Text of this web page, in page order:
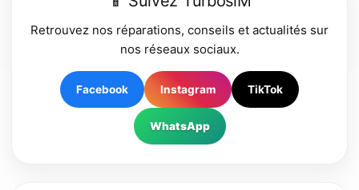
Retrouvez nos réparations, conseils et actualités sur
nos réseaux sociaux.
Facebook Instagram TikTok
WhatsApp